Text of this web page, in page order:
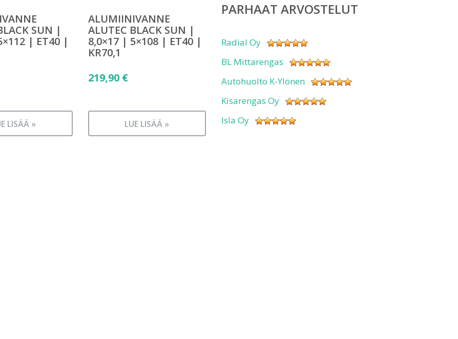
SUN |
| ET40 |
LISÄÄ »
ALUMIINIVANNE
ALUTEC BLACK SUN |
8,0×17 | 5×108 | ET40 |
KR70,1
219,90 €
LUE LISÄÄ »
PARHAAT ARVOSTELUT
Radial Oy
BL Mittarengas
Autohuolto K-Ylönen
Kisarengas Oy
Isla Oy